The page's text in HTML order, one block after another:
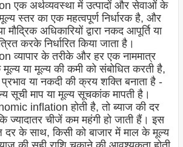
एक अर्थव्यवस्था में उत्पादों और सेवाओं के
स्तर का एक महत्वपूर्ण निर्धारक है, और
मौद्रिक अधिकारियों द्वारा नकद आपूर्ति या
करके निर्धारित किया जाता है।
व्यापार के तरीके और हर एक नाममात्र
या मूल्य की कमी को संबोधित करती है,
प्रभाव या नकदी की क्रय शक्ति बनाता है -
सूची माप या मूल्य सूचकांक मापती है।
inflation होती है, तो ब्याज की दर
ज्यादातर चीजें कम महंगी हो जाती हैं। इस
दर के साथ, किसी को बाजार में माल के मूल्य